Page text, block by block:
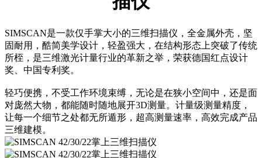
SIMSCAN是一款仅手掌大小的三维扫描仪，全金属外壳，坚
固耐用，酷简美学设计，轻盈强大，在结构形态上突破了传统
所桎，是三维激光计量行业的革新之举，荣获德国红点设计
奖、中国专利奖。
轻巧便携，不受工作环境束缚，无论是在狭小空间中，还是面
对庞然大物，都能随时随地展开3D测量。计量级测量精度，
让每一个细节之处都无所遁形，超高测量速率，高效完成产品
三维建模。